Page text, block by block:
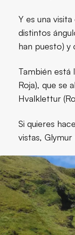
Y es una
distintos
han puesto) y
También está
Roja), que se
Hvalklettur
Si quieres
vistas,